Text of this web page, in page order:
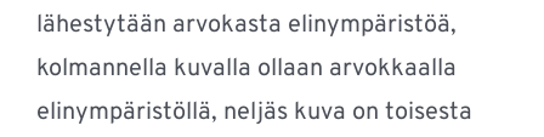
lähestytään arvokasta elinympäristöä,
kolmannella kuvalla ollaan arvokkaalla
elinympäristöllä, neljäs kuva on toisesta